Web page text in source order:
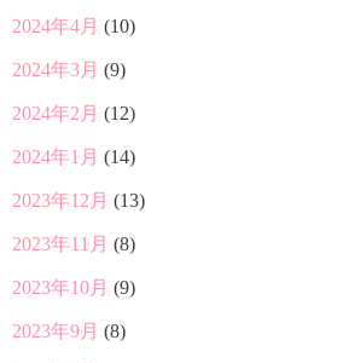
2024年4月 (10)
2024年3月 (9)
2024年2月 (12)
2024年1月 (14)
2023年12月 (13)
2023年11月 (8)
2023年10月 (9)
2023年9月 (8)